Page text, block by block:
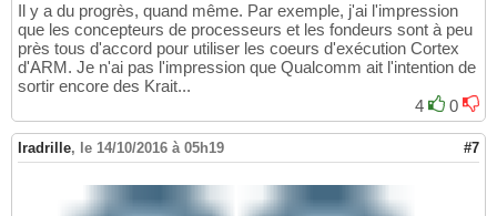
Il y a du progrès, quand même. Par exemple, j'ai l'impression
que les concepteurs de processeurs et les fondeurs sont à peu
près tous d'accord pour utiliser les coeurs d'exécution Cortex
d'ARM. Je n'ai pas l'impression que Qualcomm ait l'intention de
sortir encore des Krait...
4
0
Iradrille, le 14/10/2016 à 05h19 #7